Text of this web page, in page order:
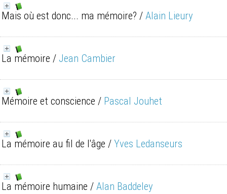
Mais où est donc... ma mémoire? / Alain Lieury
La mémoire / Jean Cambier
Mémoire et conscience / Pascal Jouhet
La mémoire au fil de l'âge / Yves Ledanseurs
La mémoire humaine / Alan Baddeley